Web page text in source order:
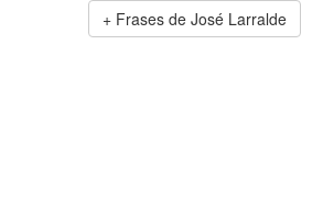
Frases de José Larralde